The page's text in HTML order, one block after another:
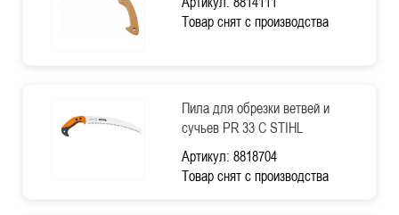
Товар снят с производства
Пила для обрезки ветвей и
сучьев PR 33 C STIHL
Артикул: 8818704
Товар снят с производства